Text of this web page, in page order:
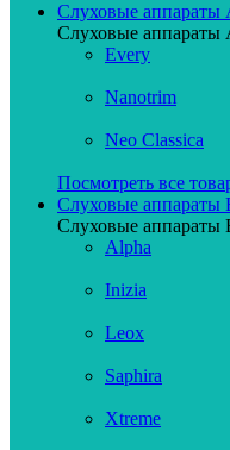
Слуховые аппараты
Слуховые аппараты
Every
Nanotrim
Neo Classica
Посмотреть все
Слуховые аппараты
Слуховые аппараты
Alpha
Inizia
Leox
Saphira
Xtreme